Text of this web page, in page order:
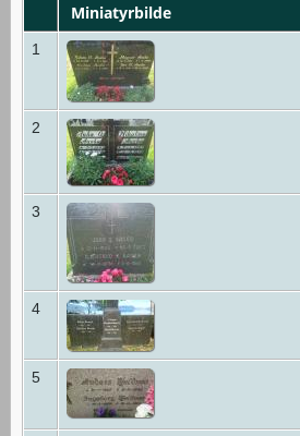
Miniatyrbilde
1
2
3
4
5